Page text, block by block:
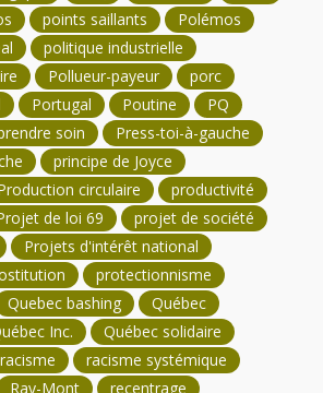
points saillants
Polémos
politique industrielle
Pollueur-payeur
porc
Portugal Poutine
PQ
soin
Press-toi-à-gauche
principe de Joyce
circulaire
productivité
de loi 69
projet de société
Projets d'intérêt national
protectionnisme
Quebec bashing
Québec
Inc.
Québec solidaire
racisme
racisme systémique
Ray-Mont
recentrage